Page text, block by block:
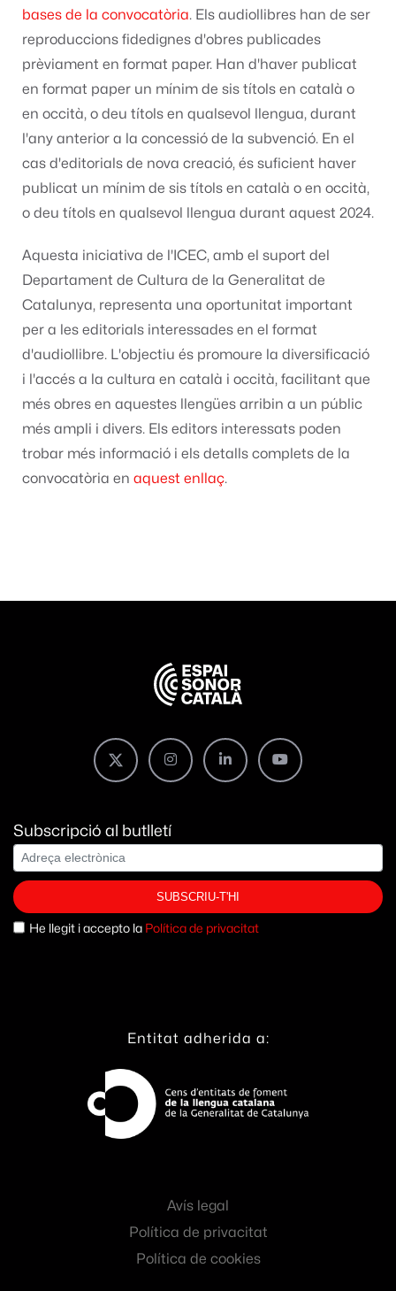
bases de la convocatòria. Els audiollibres han de ser
reproduccions fidedignes d'obres publicades
prèviament en format paper. Han d'haver publicat
en format paper un mínim de sis títols en català o
en occità, o deu títols en qualsevol llengua, durant
l'any anterior a la concessió de la subvenció. En el
cas d'editorials de nova creació, és suficient haver
publicat un mínim de sis títols en català o en occità,
o deu títols en qualsevol llengua durant aquest 2024.
Aquesta iniciativa de l'ICEC, amb el suport del
Departament de Cultura de la Generalitat de
Catalunya, representa una oportunitat important
per a les editorials interessades en el format
d'audiollibre. L'objectiu és promoure la diversificació
i l'accés a la cultura en català i occità, facilitant que
més obres en aquestes llengües arribin a un públic
més ampli i divers. Els editors interessats poden
trobar més informació i els detalls complets de la
convocatòria en aquest enllaç.
Subscripció al butlletí
SUBSCRIU-T'HI
He llegit i accepto la Política de privacitat
Entitat adherida a:
Avís legal
Política de privacitat
Política de cookies